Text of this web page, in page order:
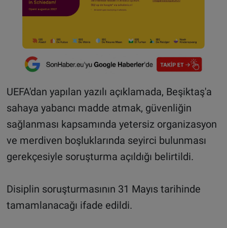
UEFA'dan yapılan yazılı açıklamada, Beşiktaş'a
sahaya yabancı madde atmak, güvenliğin
sağlanması kapsamında yetersiz organizasyon
ve merdiven boşluklarında seyirci bulunması
gerekçesiyle soruşturma açıldığı belirtildi.
Disiplin soruşturmasının 31 Mayıs tarihinde
tamamlanacağı ifade edildi.